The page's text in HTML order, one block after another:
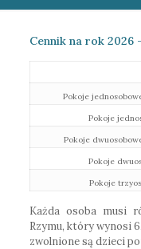
Cennik na rok 2026
Pokoje
Pokoje
Pokoje
Pokoje
Pokoje
Każda osoba musi
Rzymu, który wynosi
zwolnione są dzieci